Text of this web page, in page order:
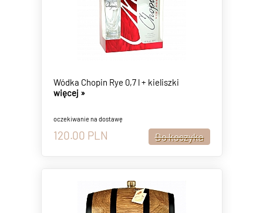
Wódka Chopin Rye 0,7 l + kieliszki
więcej »
oczekiwanie na dostawę
120.00 PLN